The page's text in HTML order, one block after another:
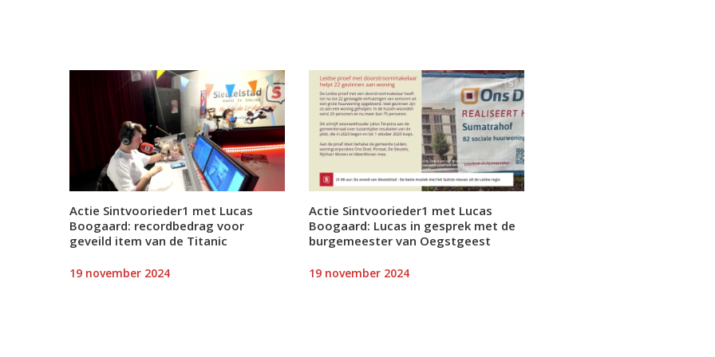
Actie Sintvoorieder1 met Lucas
Boogaard: recordbedrag voor
geveild item van de Titanic
19 november 2024
Actie Sintvoorieder1 met Lucas
Boogaard: Lucas in gesprek met de
burgemeester van Oegstgeest
19 november 2024